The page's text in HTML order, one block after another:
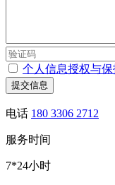
个人信息授权与保
提交信息
电话 180 3306 2712
服务时间
7*24小时